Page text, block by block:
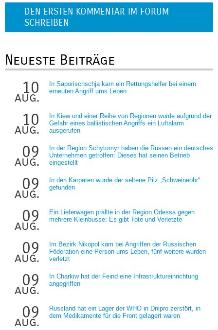
DEN ERSTEN KOMMENTAR IM FORUM
SCHREIBEN
Neueste Beiträge
10
aug.
In Saporischschja kam ein Rettungshelfer bei einem
erneuten Angriff ums Leben
10
aug.
In Kiew und einer Reihe von Regionen wurde aufgrund der
Gefahr eines ballistischen Angriffs ein Luftalarm
ausgerufen
09
aug.
In der Region Schytomyr haben die Russen ein deutsches
Unternehmen getroffen: Dieses hat seinen Betrieb
eingestellt
09
aug.
In den Karpaten wurde der seltene Pilz „Schweineohr“
gefunden
09
aug.
Ein Lieferwagen prallte in der Region Odessa gegen
mehrere Kleinbusse: Es gibt Tote und Verletzte
09
aug.
Im Bezirk Nikopol kam bei Angriffen der Russischen
Föderation eine Person ums Leben, fünf weitere wurden
verletzt
09
aug.
In Charkiw hat der Feind eine Infrastruktureinrichtung
angegriffen
09
aug.
Russland hat ein Lager der WHO in Dnipro zerstört, in
dem Medikamente für die Front gelagert waren